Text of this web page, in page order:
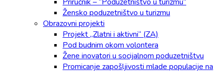
Žensko poduzetništvo u turizmu
Obrazovni projekti
Projekt „Zlatni i aktivni“ (ZA)
Pod budnim okom volontera
Žene inovatori u socijalnom poduzetništvu
Promicanje zapošljivosti mlade populacije na